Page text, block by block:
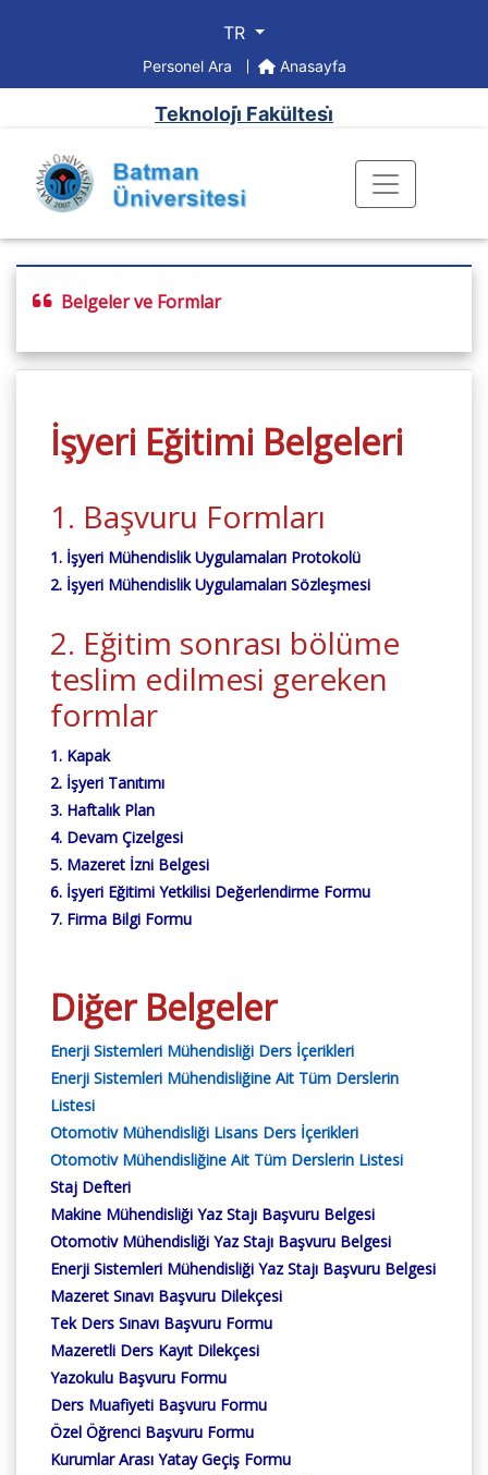
TR
Personel Ara Anasayfa
Teknoloji̇ Fakültesi̇
Belgeler ve Formlar
İşyeri Eğitimi Belgeleri
1. Başvuru Formları
1. İşyeri Mühendislik Uygulamaları Protokolü
2. İşyeri Mühendislik Uygulamaları Sözleşmesi
2. Eğitim sonrası bölüme
teslim edilmesi gereken
formlar
1. Kapak
2. İşyeri Tanıtımı
3. Haftalık Plan
4. Devam Çizelgesi
5. Mazeret İzni Belgesi
6. İşyeri Eğitimi Yetkilisi Değerlendirme Formu
7. Firma Bilgi Formu
Diğer Belgeler
Enerji Sistemleri Mühendisliği Ders İçerikleri
Enerji Sistemleri Mühendisliğine Ait Tüm Derslerin
Listesi
Otomotiv Mühendisliği Lisans Ders İçerikleri
Otomotiv Mühendisliğine Ait Tüm Derslerin Listesi
Staj Defteri
Makine Mühendisliği Yaz Stajı Başvuru Belgesi
Otomotiv Mühendisliği Yaz Stajı Başvuru Belgesi
Enerji Sistemleri Mühendisliği Yaz Stajı Başvuru Belgesi
Mazeret Sınavı Başvuru Dilekçesi
Tek Ders Sınavı Başvuru Formu
Mazeretli Ders Kayıt Dilekçesi
Yazokulu Başvuru Formu
Ders Muafiyeti Başvuru Formu
Özel Öğrenci Başvuru Formu
Kurumlar Arası Yatay Geçiş Formu